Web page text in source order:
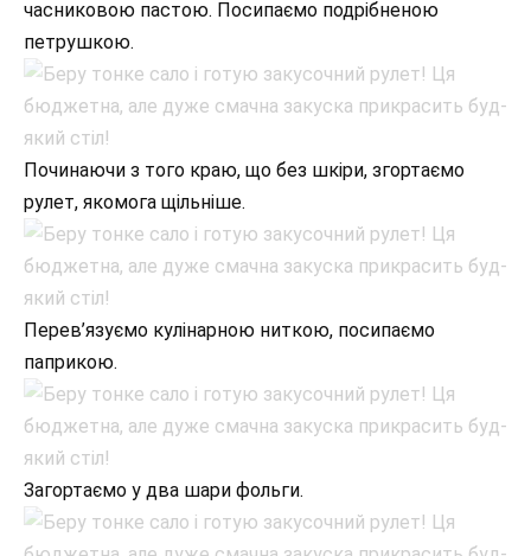
часниковою пастою. Посипаємо подрібненою
петрушкою.
Починаючи з того краю, що без шкіри, згортаємо
рулет, якомога щільніше.
Перев’язуємо кулінарною ниткою, посипаємо
паприкою.
Загортаємо у два шари фольги.